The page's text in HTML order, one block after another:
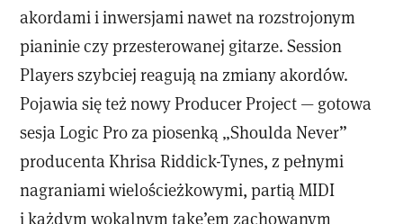
akordami i inwersjami nawet na rozstrojonym
pianinie czy przesterowanej gitarze. Session
Players szybciej reagują na zmiany akordów.
Pojawia się też nowy Producer Project — gotowa
sesja Logic Pro za piosenką „Shoulda Never”
producenta Khrisa Riddick-Tynes, z pełnymi
nagraniami wielościeżkowymi, partią MIDI
i każdym wokalnym take’em zachowanym